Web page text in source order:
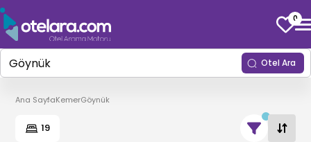
0
Otel Ara
Ana SayfaKemerGöynük
19